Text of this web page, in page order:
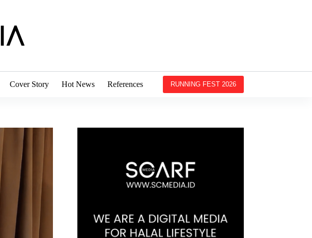
Cover Story Hot News References RUNNING FEST 2026